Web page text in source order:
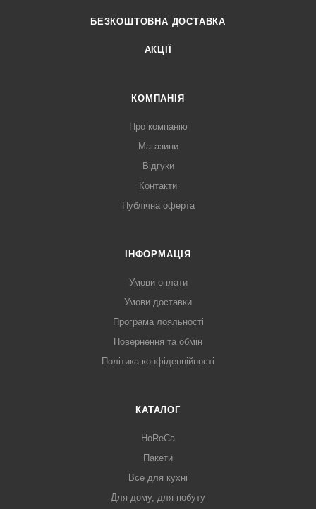
БЕЗКОШТОВНА ДОСТАВКА
АКЦІЇ
КОМПАНІЯ
Про компанію
Магазини
Відгуки
Контакти
Публічна оферта
ІНФОРМАЦІЯ
Умови оплати
Умови доставки
Програма лояльності
Повернення та обмін
Політика конфіденційності
КАТАЛОГ
HoReCa
Пакети
Все для кухні
Для дому, для побуту